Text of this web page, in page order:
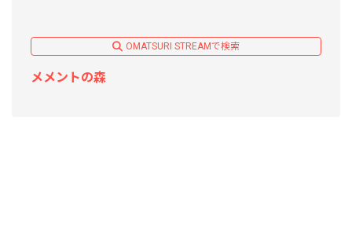
OMATSURI STREAMで検索
メメントの森